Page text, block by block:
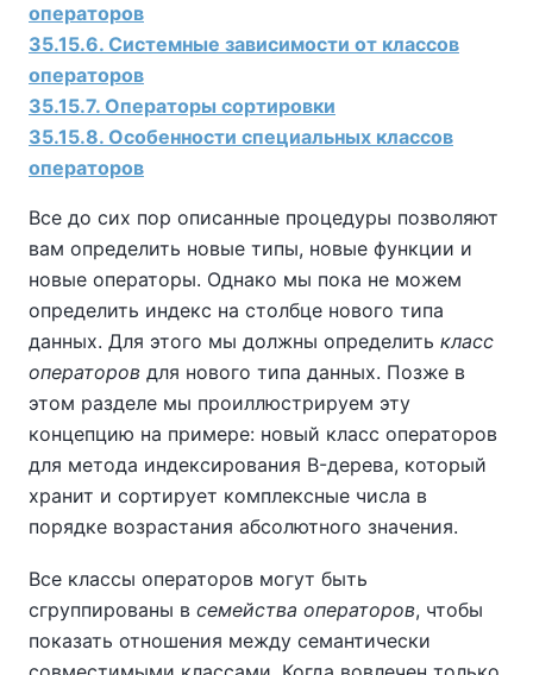
операторов
35.15.6. Системные зависимости от классов
операторов
35.15.7. Операторы сортировки
35.15.8. Особенности специальных классов
операторов
Все до сих пор описанные процедуры позволяют
вам определить новые типы, новые функции и
новые операторы. Однако мы пока не можем
определить индекс на столбце нового типа
данных. Для этого мы должны определить класс
операторов для нового типа данных. Позже в
этом разделе мы проиллюстрируем эту
концепцию на примере: новый класс операторов
для метода индексирования B-дерева, который
хранит и сортирует комплексные числа в
порядке возрастания абсолютного значения.
Все классы операторов могут быть
сгруппированы в семейства операторов, чтобы
показать отношения между семантически